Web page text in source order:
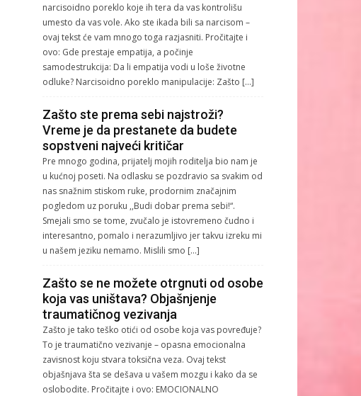
narcisoidno poreklo koje ih tera da vas kontrolišu
umesto da vas vole. Ako ste ikada bili sa narcisom –
ovaj tekst će vam mnogo toga razjasniti. Pročitajte i
ovo: Gde prestaje empatija, a počinje
samodestrukcija: Da li empatija vodi u loše životne
odluke? Narcisoidno poreklo manipulacije: Zašto […]
Zašto ste prema sebi najstroži?
Vreme je da prestanete da budete
sopstveni najveći kritičar
Pre mnogo godina, prijatelj mojih roditelja bio nam je
u kućnoj poseti. Na odlasku se pozdravio sa svakim od
nas snažnim stiskom ruke, prodornim značajnim
pogledom uz poruku ,,Budi dobar prema sebi!“.
Smejali smo se tome, zvučalo je istovremeno čudno i
interesantno, pomalo i nerazumljivo jer takvu izreku mi
u našem jeziku nemamo. Mislili smo […]
Zašto se ne možete otrgnuti od osobe
koja vas uništava? Objašnjenje
traumatičnog vezivanja
Zašto je tako teško otići od osobe koja vas povređuje?
To je traumatično vezivanje – opasna emocionalna
zavisnost koju stvara toksična veza. Ovaj tekst
objašnjava šta se dešava u vašem mozgu i kako da se
oslobodite. Pročitajte i ovo: EMOCIONALNO